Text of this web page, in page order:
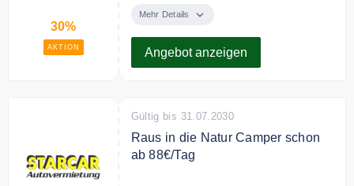
30%
AKTION
es bei Starcar auf viele LKW-Tarife
Mehr Details
Angebot anzeigen
Gültig bis 31.07.2030
Raus in die Natur Camper schon
ab 88€/Tag